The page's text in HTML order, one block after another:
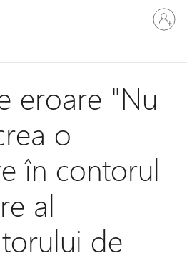
vă
la
dvs.
eroare "Nu
o
în contorul
al
de